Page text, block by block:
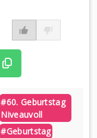
#60. Geburtstag
Niveauvoll
#geburtstag